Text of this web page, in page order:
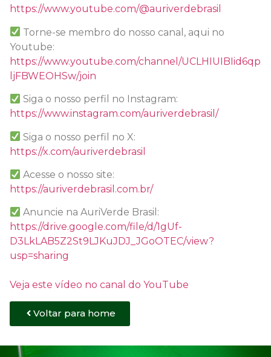
https://www.youtube.com/@auriverdebrasil
Torne-se membro do nosso canal, aqui no
Youtube:
https://www.youtube.com/channel/UCLHIUIBIid6qp
ljFBWEOHSw/join
Siga o nosso perfil no Instagram:
https://www.instagram.com/auriverdebrasil/
Siga o nosso perfil no X:
https://x.com/auriverdebrasil
Acesse o nosso site:
https://auriverdebrasil.com.br/
Anuncie na AuriVerde Brasil:
https://drive.google.com/file/d/1gUf-
D3LkLAB5Z2St9LJKuJDJ_JGoOTEC/view?
usp=sharing
Veja este vídeo no canal do YouTube
Voltar para home